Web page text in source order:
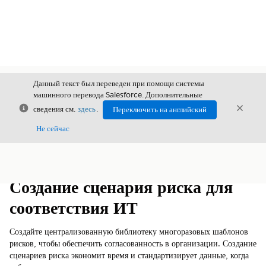
Закрыть
Данный текст был переведен при помощи системы
машинного перевода Salesforce. Дополнительные
сведения см. здесь.
Переключить на английский
Не сейчас
Создание сценария риска для
соответствия ИТ
Создайте централизованную библиотеку многоразовых шаблонов
рисков, чтобы обеспечить согласованность в организации. Создание
сценариев риска экономит время и стандартизирует данные, когда